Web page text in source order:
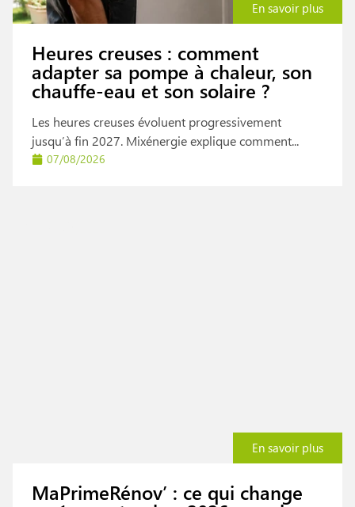
En savoir plus
Heures creuses : comment
adapter sa pompe à chaleur, son
chauffe-eau et son solaire ?
Les heures creuses évoluent progressivement
jusqu’à fin 2027. Mixénergie explique comment...
07/08/2026
En savoir plus
MaPrimeRénov’ : ce qui change